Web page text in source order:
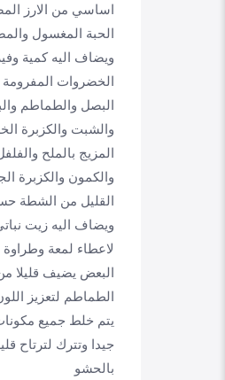
اساسي من الارز
الحبة المغسول
ويضاف اليه كمية
الخضروات المفرومة
البصل والطماطم
والشبت والكزبرة
المزيج بالملح
والكمون والكزبرة
القليل من الشطة
ويضاف اليه زيت
لاعطاء لمعة
البعض يضيف قليلا
الطماطم لتعزيز
يتم خلط جميع
جيدا وتترك لترتاح
بالحشو